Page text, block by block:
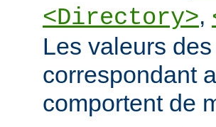
<Directory>,
Les valeurs
correspondant
comportent de